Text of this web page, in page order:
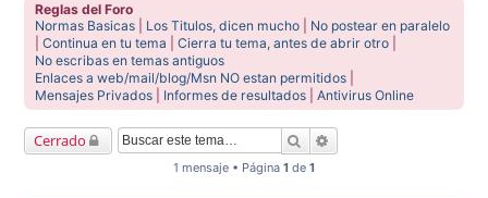
Reglas del Foro
Normas Basicas
Los Titulos, dicen mucho
No postear en paralelo
|Continua en tu tema |Cierra tu tema, antes de abrir otro
No escribas en temas antiguos
Enlaces a web/mail/blog/Msn NO estan permitidos
Mensajes Privados
Informes de resultados |Antivirus Online
Cerrado Buscar
1 mensaje • Página 1 de 1